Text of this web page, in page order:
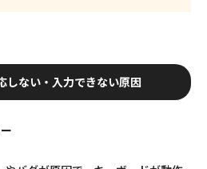
しない・入力できない原因